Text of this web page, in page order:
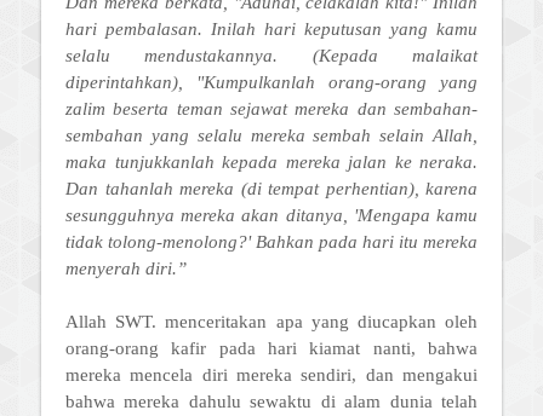
hari pembalasan. Inilah hari keputusan yang kamu
selalu mendustakannya. (Kepada malaikat
diperintahkan), "Kumpulkan­lah orang-orang yang
zalim beserta teman sejawat mereka dan sembahan-
sembahan yang selalu mereka sembah selain Allah,
maka tunjukkanlah kepada mereka jalan ke neraka.
Dan tahanlah mereka (di tempat perhentian), karena
sesungguhnya mereka akan ditanya, 'Mengapa kamu
tidak tolong-menolong?' Bahkan pada hari itu mereka
menyerah diri.”
Allah SWT. menceritakan apa yang diucapkan oleh
orang-orang kafir pada hari kiamat nanti, bahwa
mereka mencela diri mereka sendiri, dan mengakui
bahwa mereka dahulu sewaktu di alam dunia telah